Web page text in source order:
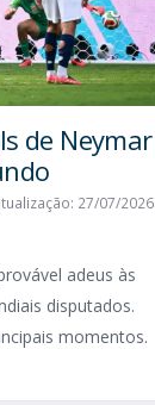
de Neymar
27/07/2026
adeus às
disputados.
momentos.